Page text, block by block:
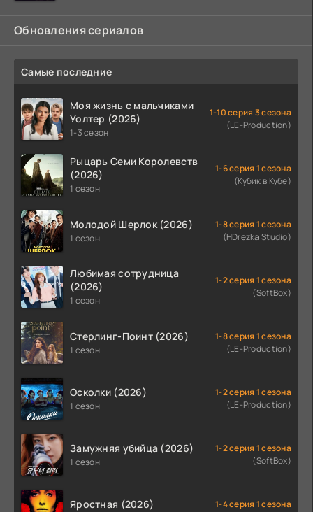
Обновления сериалов
Самые последние
Моя жизнь с мальчиками
Уолтер (2026)
1-3 сезон
1-10 серия 3 сезона
(LE-Production)
Рыцарь Семи Королевств
(2026)
1 сезон
1-6 серия 1 сезона
(Кубик в Кубе)
Молодой Шерлок (2026)
1 сезон
1-8 серия 1 сезона
(HDrezka Studio)
Любимая сотрудница
(2026)
1 сезон
1-2 серия 1 сезона
(SoftBox)
Стерлинг-Поинт (2026)
1 сезон
1-8 серия 1 сезона
(LE-Production)
Осколки (2026)
1 сезон
1-2 серия 1 сезона
(LE-Production)
Замужняя убийца (2026)
1 сезон
1-2 серия 1 сезона
(SoftBox)
Яростная (2026)
1-4 серия 1 сезона